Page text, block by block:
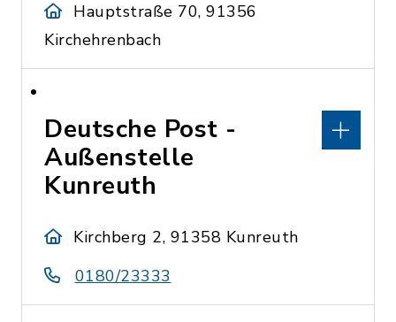
Hauptstraße 70, 91356
Kirchehrenbach
Deutsche Post -
Außenstelle
Kunreuth
Kirchberg 2, 91358 Kunreuth
0180/23333